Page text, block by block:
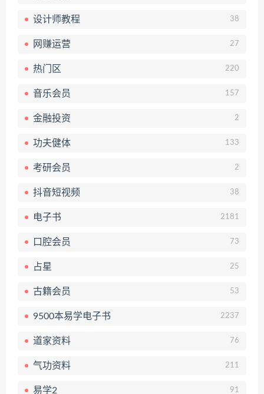
设计师教程 38
网赚运营 27
热门区 220
音乐会员 157
金融投资 2
功夫健体 133
考研会员 2
抖音短视频 38
电子书 2181
口腔会员 73
占星 25
古籍会员 53
9500本易学电子书 2237
道家资料 76
气功资料 211
易学2 91